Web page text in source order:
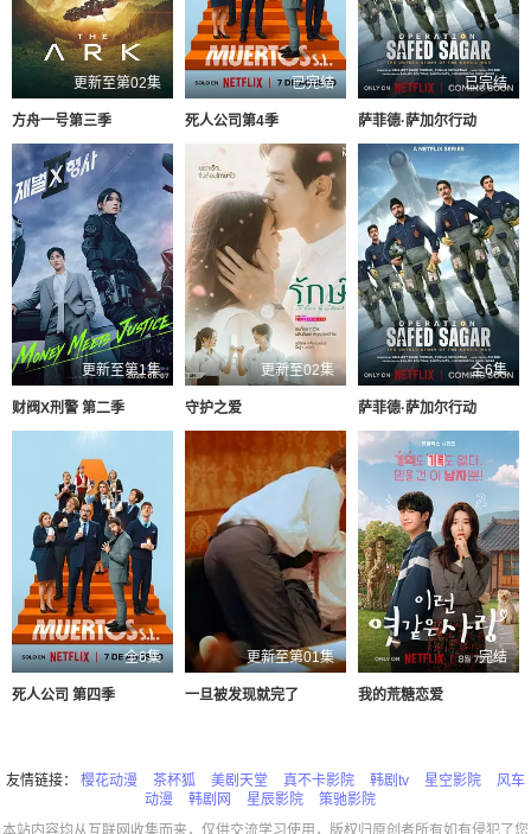
更新至第02集
方舟一号第三季
已完结
死人公司第4季
已完结
萨菲德·萨加尔行动
更新至第1集
财阀X刑警 第二季
更新至02集
守护之爱
全6集
萨菲德·萨加尔行动
全6集
死人公司 第四季
更新至第01集
一旦被发现就完了
完结
我的荒糖恋爱
友情链接： 樱花动漫 茶杯狐 美剧天堂 真不卡影院 韩剧tv 星空影院
风车
动漫
韩剧网 星辰影院
策驰影院
本站内容均从互联网收集而来，仅供交流学习使用，版权归原创者所有如有侵犯了您